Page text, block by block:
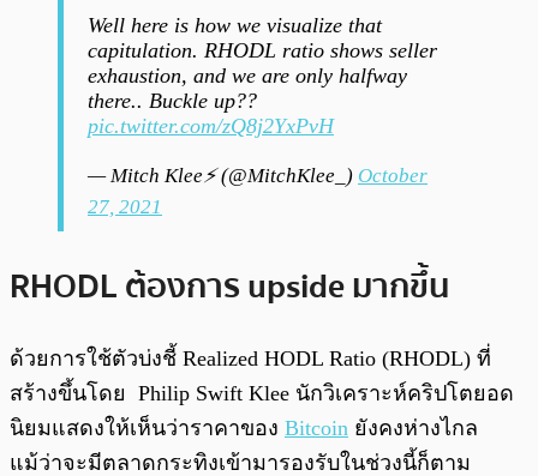
Well here is how we visualize that
capitulation. RHODL ratio shows seller
exhaustion, and we are only halfway
there.. Buckle up??
pic.twitter.com/zQ8j2YxPvH
— Mitch Klee⚡ (@MitchKlee_) October
27, 2021
RHODL ต้องการ upside มากขึ้น
ด้วยการใช้ตัวบ่งชี้ Realized HODL Ratio (RHODL) ที่
สร้างขึ้นโดย Philip Swift Klee นักวิเคราะห์คริปโตยอด
นิยมแสดงให้เห็นว่าราคาของ Bitcoin ยังคงห่างไกล
แม้ว่าจะมีตลาดกระทิงเข้ามารองรับในช่วงนี้ก็ตาม